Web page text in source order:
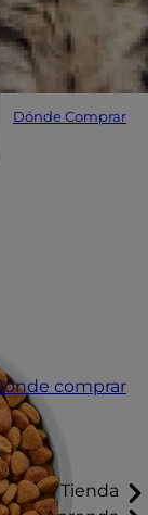
Dónde Comprar
comprar
Tienda